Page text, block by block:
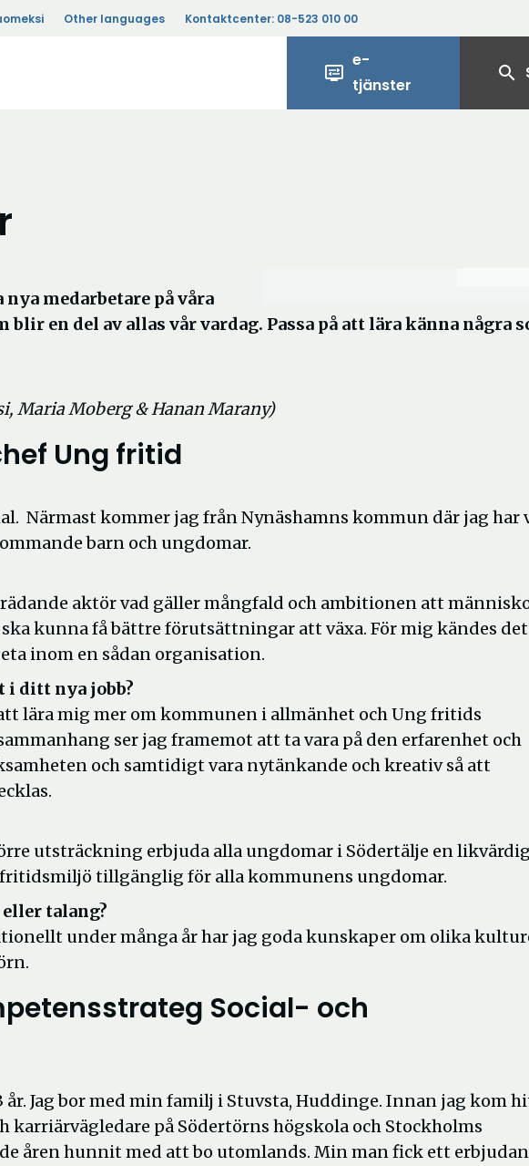
Other languages Kontaktcenter: 08-523 010 00
display_settings
e-
tjänster
search
medarbetare på våra
en del av allas vår vardag. Passa på att lära känna några
Maria Moberg & Hanan Marany)
Ung fritid
Närmast kommer jag från Nynäshamns kommun där jag har
barn och ungdomar.
aktör vad gäller mångfald och ambitionen att
kunna få bättre förutsättningar att växa. För mig kändes
inom en sådan organisation.
i ditt nya jobb?
lära mig mer om kommunen i allmänhet och Ung fritids
ser jag framemot att ta vara på den erfarenhet och
och samtidigt vara nytänkande och kreativ så att
utsträckning erbjuda alla ungdomar i Södertälje en likvärdig
tillgänglig för alla kommunens ungdomar.
talang?
under många år har jag goda kunskaper om olika
Social- och
år. Jag bor med min familj i Stuvsta, Huddinge. Innan jag kom
karriärvägledare på Södertörns högskola och Stockholms
åren hunnit med att bo utomlands. Min man fick ett